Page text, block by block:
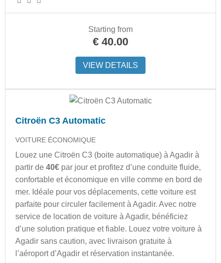
Starting from
€ 40.00
VIEW DETAILS
Citroën C3 Automatic
VOITURE ÉCONOMIQUE
Louez une Citroën C3 (boite automatique) à Agadir à
partir de 40€ par jour et profitez d’une conduite fluide,
confortable et économique en ville comme en bord de
mer. Idéale pour vos déplacements, cette voiture est
parfaite pour circuler facilement à Agadir. Avec notre
service de location de voiture à Agadir, bénéficiez
d’une solution pratique et fiable. Louez votre voiture à
Agadir sans caution, avec livraison gratuite à
l’aéroport d’Agadir et réservation instantanée.